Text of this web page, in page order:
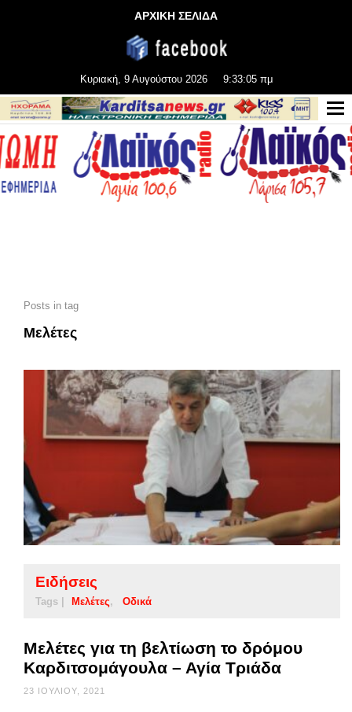
ΑΡΧΙΚΗ ΣΕΛΙΔΑ
Κυριακή, 9 Αυγούστου 2026 9:33:06 πμ
Posts in tag
Μελέτες
Ειδήσεις
Tags | Μελέτες Οδικά
Μελέτες για τη βελτίωση το δρόμου
Καρδιτσομάγουλα – Αγία Τριάδα
23 ΙΟΥΛΊΟΥ, 2021